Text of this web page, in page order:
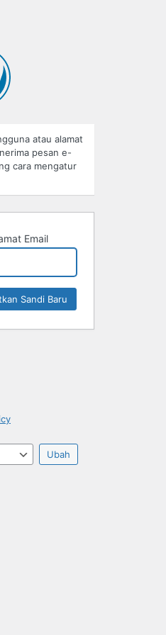
atau alamat
pesan e-
cara mengatur
Email